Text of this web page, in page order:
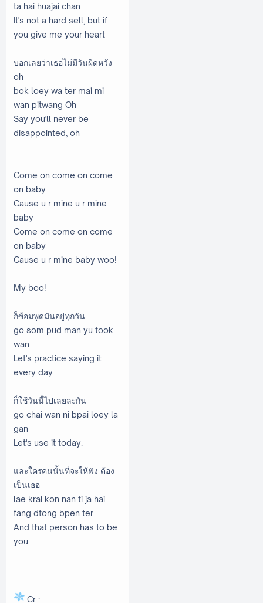
ta hai huajai chan
It's not a hard sell, but if
you give me your heart
บอกเลยว่าเธอไม่มีวันผิดหวัง
oh
bok loey wa ter mai mi
wan pitwang Oh
Say you'll never be
disappointed, oh
Come on come on come
on baby
Cause u r mine u r mine
baby
Come on come on come
on baby
Cause u r mine baby woo!
My boo!
ก็ซ้อมพูดมันอยู่ทุกวัน
go som pud man yu took
wan
Let's practice saying it
every day
ก็ใช้วันนี้ไปเลยละกัน
go chai wan ni bpai loey la
gan
Let's use it today.
และใครคนนั้นที่จะให้ฟัง ต้อง
เป็นเธอ
lae krai kon nan ti ja hai
fang dtong bpen ter
And that person has to be
you
Cr :